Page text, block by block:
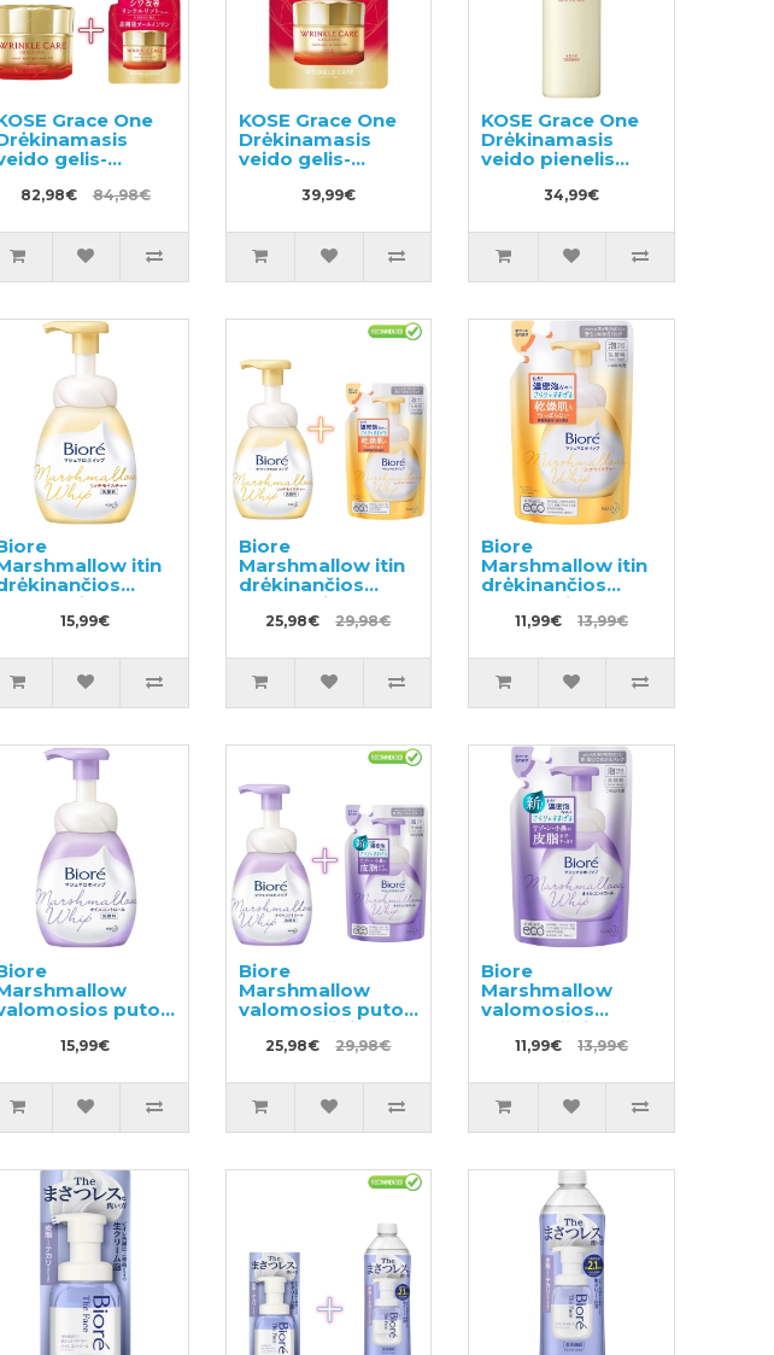
Grace One
gelis-
raukšlių 100g +
82,98€ 84,98€
KOSE Grace One
Drėkinamasis
veido gelis-
raukšlių, užpildas
39,99€
KOSE Grace One
Drėkinamasis
veido pienelis
34,99€
itin
valomosios putos
15,99€
Biore
Marshmallow itin
drėkinančios
valomosios putos
150ml + užpildas
25,98€ 29,98€
Biore
Marshmallow itin
drėkinančios
valomosios
putos, užpildas
11,99€ 13,99€
putos
15,99€
Biore
Marshmallow
valomosios putos
150ml + užpildas
130ml
25,98€ 29,98€
Biore
Marshmallow
valomosios
putos, užpildas
130ml11,99€ 13,99€